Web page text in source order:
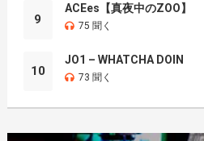
9
ACEes【真夜中のZOO】
75 聞く
10
JO1 – WHATCHA DOIN
73 聞く